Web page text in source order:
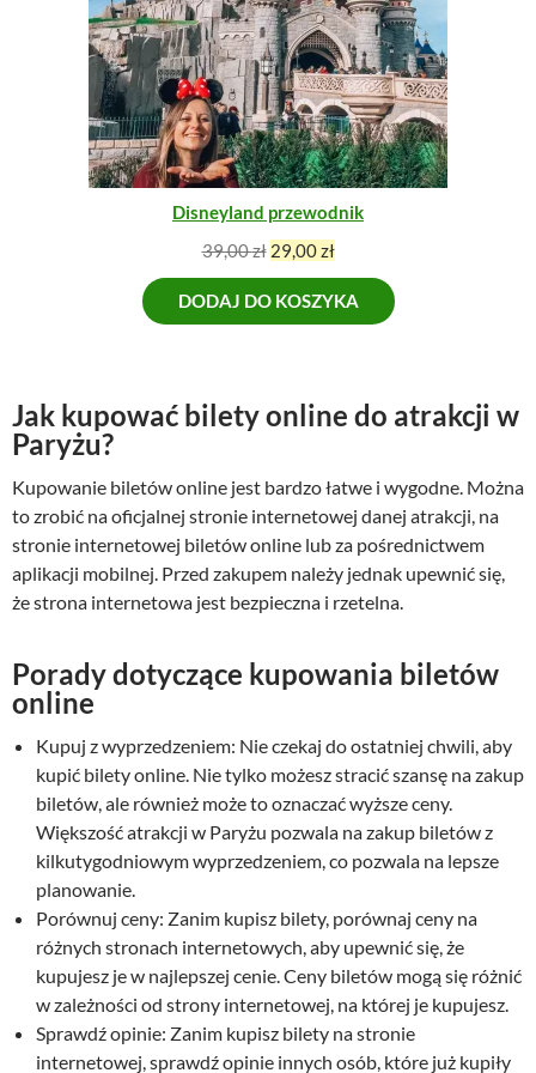
n
a
w
y
n
o
s
i
ł
a
8
9
ł
.
a
w
y
n
o
s
i
:
6
8
0
0
.
R
O
M
O
C
J
I
Disneyland przewodnik
39,00zł P
i
e
r
t
n
c
e
n
o
ł
a
:
3
9
z
ł
.
29,00złA
k
t
u
n
a
e
n
a
y
s
2
9
,
0
0
ł
.
DODAJ DO KOSZYKA
Jak kupować bilety online do atrakcji w
Paryżu?
Kupowanie biletów online jest bardzo łatwe i wygodne. Można
to zrobić na oficjalnej stronie internetowej danej atrakcji, na
stronie internetowej biletów online lub za pośrednictwem
aplikacji mobilnej. Przed zakupem należy jednak upewnić się,
że strona internetowa jest bezpieczna i rzetelna.
Porady dotyczące kupowania biletów
online
Kupuj z wyprzedzeniem: Nie czekaj do ostatniej chwili, aby
kupić bilety online. Nie tylko możesz stracić szansę na zakup
biletów, ale również może to oznaczać wyższe ceny.
Większość atrakcji w Paryżu pozwala na zakup biletów z
kilkutygodniowym wyprzedzeniem, co pozwala na lepsze
planowanie.
Porównuj ceny: Zanim kupisz bilety, porównaj ceny na
różnych stronach internetowych, aby upewnić się, że
kupujesz je w najlepszej cenie. Ceny biletów mogą się różnić
w zależności od strony internetowej, na której je kupujesz.
Sprawdź opinie: Zanim kupisz bilety na stronie
internetowej, sprawdź opinie innych osób, które już kupiły